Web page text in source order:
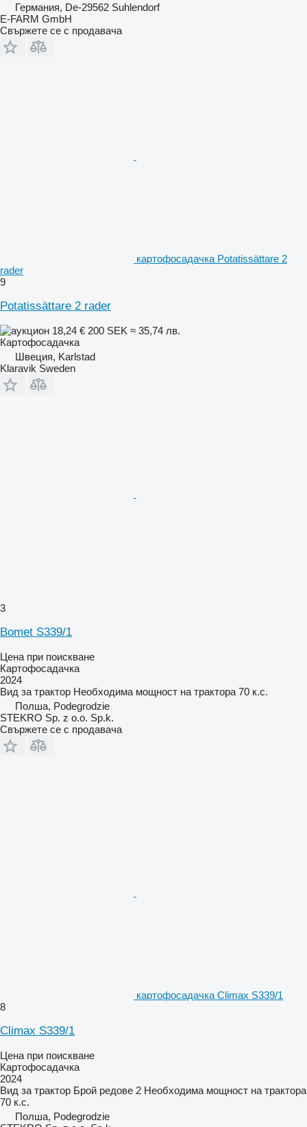
Германия, De-29562 Suhlendorf
E-FARM GmbH
Свържете се с продавача
картофосадачка Potatissättare 2
rader
9
Potatissättare 2 rader
18,24 € 200 SEK ≈ 35,74 лв.
Картофосадачка
Швеция, Karlstad
Klaravik Sweden
3
Bomet S339/1
Цена при поискване
Картофосадачка
2024
Вид за трактор Необходима мощност на трактора 70 к.с.
Полша, Podegrodzie
STEKRO Sp. z o.o. Sp.k.
Свържете се с продавача
картофосадачка Climax S339/1
8
Climax S339/1
Цена при поискване
Картофосадачка
2024
Вид за трактор Брой редове 2 Необходима мощност на трактора
70 к.с.
Полша, Podegrodzie